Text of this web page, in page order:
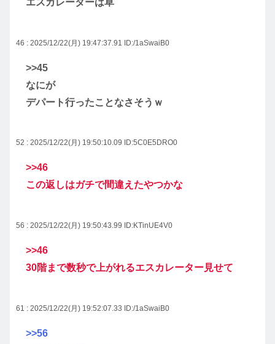
エスカレーターは草
46 : 2025/12/22(月) 19:47:37.91 ID:/1aSwaiB0
>>45
なにが
デパート行ったことなさそうｗ
52 : 2025/12/22(月) 19:50:10.09 ID:5C0E5DRO0
>>46
この返しはガチで間違えたやつかな
56 : 2025/12/22(月) 19:50:43.99 ID:KTinUE4V0
>>46
30階まで数秒で上がれるエスカレーター見せて
61 : 2025/12/22(月) 19:52:07.33 ID:/1aSwaiB0
>>56